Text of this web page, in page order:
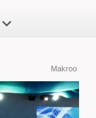
Makroo